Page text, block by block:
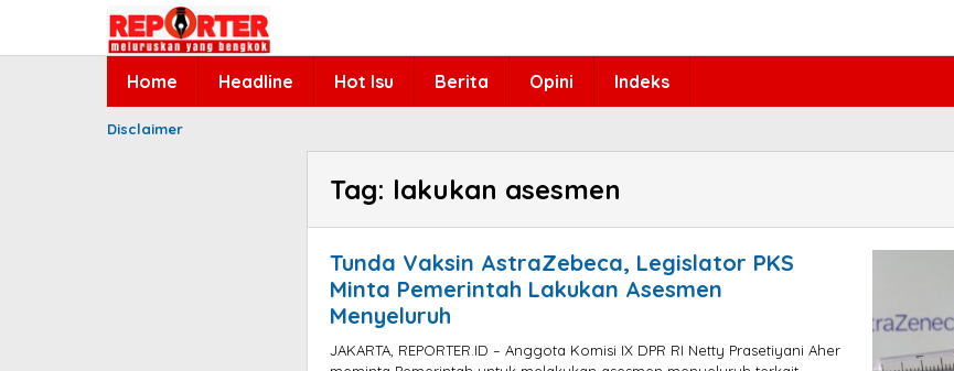
Home Headline Hot Isu Berita Opini Indeks
Disclaimer
Tag: lakukan asesmen
Tunda Vaksin AstraZebeca, Legislator PKS
Minta Pemerintah Lakukan Asesmen
Menyeluruh
JAKARTA, REPORTER.ID – Anggota Komisi IX DPR RI Netty Prasetiyani Aher